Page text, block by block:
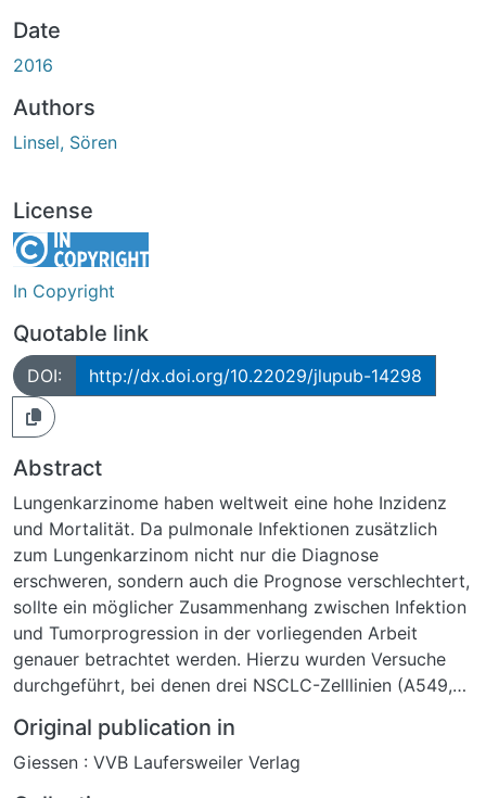
Date
2016
Authors
Linsel, Sören
License
In Copyright
Quotable link
DOI: http://dx.doi.org/10.22029/jlupub-14298
Abstract
Lungenkarzinome haben weltweit eine hohe Inzidenz
und Mortalität. Da pulmonale Infektionen zusätzlich
zum Lungenkarzinom nicht nur die Diagnose
erschweren, sondern auch die Prognose verschlechtert,
sollte ein möglicher Zusammenhang zwischen Infektion
und Tumorprogression in der vorliegenden Arbeit
genauer betrachtet werden. Hierzu wurden Versuche
durchgeführt, bei denen drei NSCLC-Zelllinien (A549,
Endotoxins LPS, Membranbestandteil von
gramnegativen Bakterien, inkubiert wurden. Für alle drei
Original publication in
Giessen : VVB Laufersweiler Verlag